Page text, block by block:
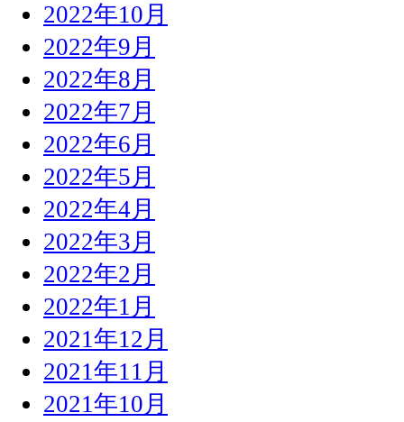
2022年10月
2022年9月
2022年8月
2022年7月
2022年6月
2022年5月
2022年4月
2022年3月
2022年2月
2022年1月
2021年12月
2021年11月
2021年10月